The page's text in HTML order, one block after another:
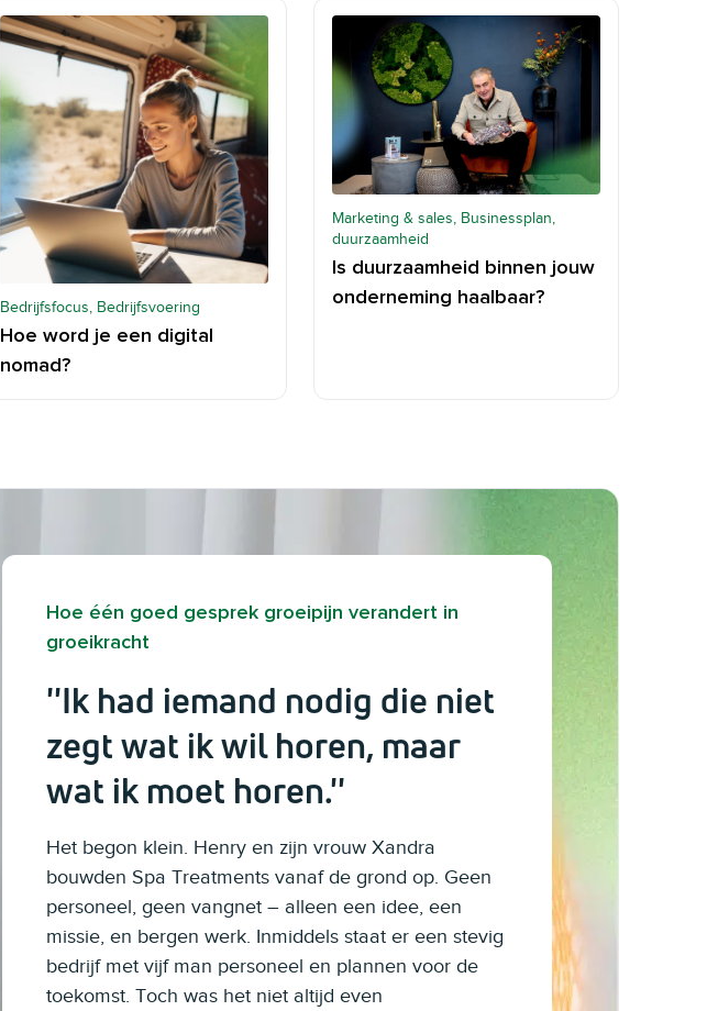
Bedrijfsfocus, Bedrijfsvoering
Hoe word je een digital
nomad?
Marketing & sales, Businessplan,
duurzaamheid
Is duurzaamheid binnen jouw
onderneming haalbaar?
Hoe één goed gesprek groeipijn verandert in
groeikracht
''Ik had iemand nodig die niet
zegt wat ik wil horen, maar
wat ik moet horen.''
Het begon klein. Henry en zijn vrouw Xandra
bouwden Spa Treatments vanaf de grond op. Geen
personeel, geen vangnet – alleen een idee, een
missie, en bergen werk. Inmiddels staat er een stevig
bedrijf met vijf man personeel en plannen voor de
toekomst. Toch was het niet altijd even